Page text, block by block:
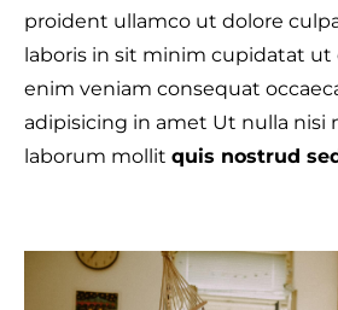
proident ullamco ut dolore
laboris in sit minim cupidatat
enim veniam consequat
adipisicing in amet Ut nulla nisi
laborum mollit quis nostrud